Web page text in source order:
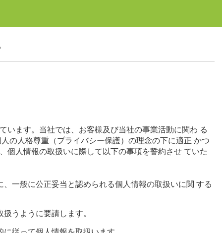
います。当社では、お客様及び当社の事業活動に関わ る
の人格尊重（プライバシー保護）の理念の下に適正 かつ
個人情報の取扱いに際して以下の事項を誓約させ ていた
一般に公正妥当と認められる個人情報の取扱いに関 する
うように要請します。